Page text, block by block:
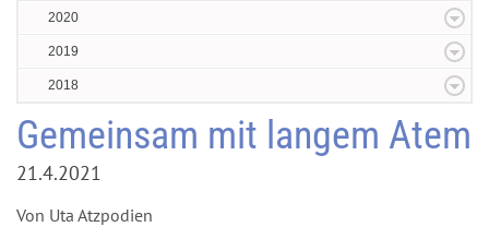
2020
2019
2018
Gemeinsam mit langem Atem
21.4.2021
Von Uta Atzpodien